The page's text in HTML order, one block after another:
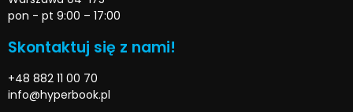
pon - pt 9:00 – 17:00
Skontaktuj się z nami!
+48 882 11 00 70
info@hyperbook.pl